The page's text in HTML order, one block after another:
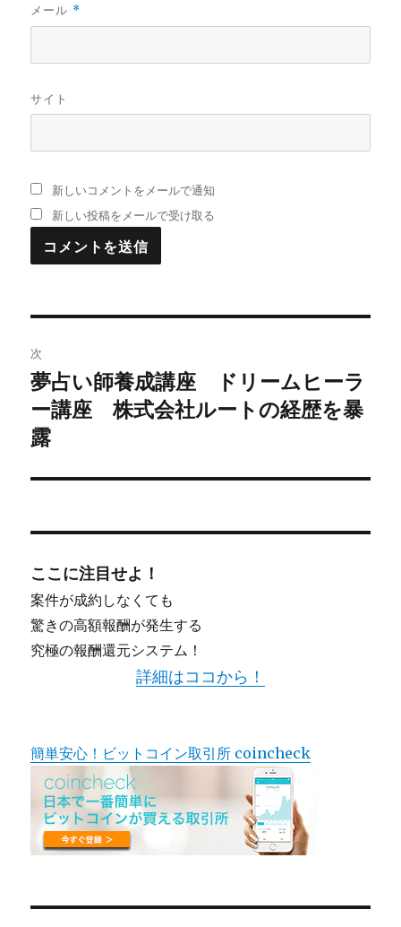
メール *
サイト
新しいコメントをメールで通知
新しい投稿をメールで受け取る
稿
ナ
ビ
ゲ
ー
シ
ョ
ン
次
次
の
投
夢占い師養成講座 ドリームヒーラ
ー講座 株式会社ルートの経歴を暴
露
ここに注目せよ！
案件が成約しなくても
驚きの高額報酬が発生する
究極の報酬還元システム！
詳細はココから！
簡単安心！ビットコイン取引所 coincheck